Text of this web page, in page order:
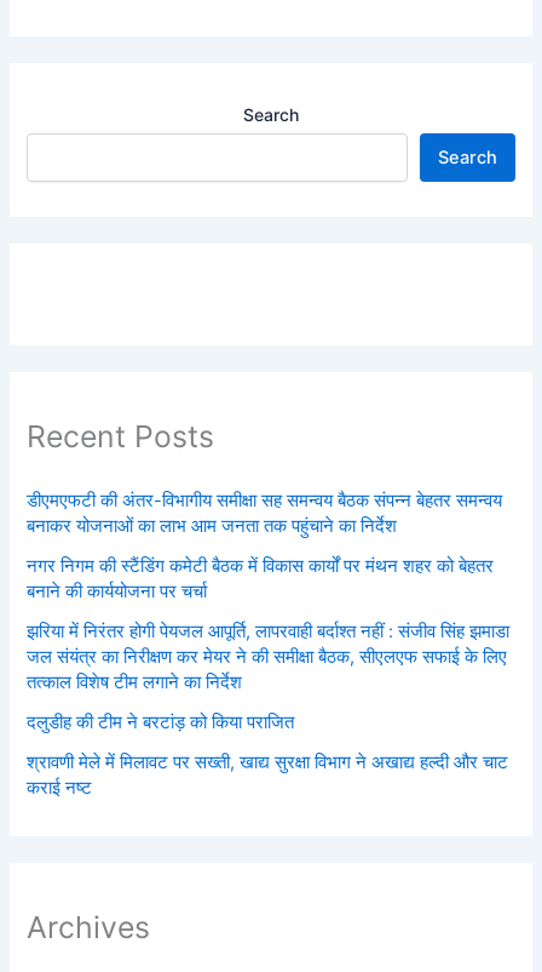
Search
Search
Recent Posts
डीएमएफटी की अंतर-विभागीय समीक्षा सह समन्वय बैठक संपन्न बेहतर समन्वय
बनाकर योजनाओं का लाभ आम जनता तक पहुंचाने का निर्देश
नगर निगम की स्टैंडिंग कमेटी बैठक में विकास कार्यों पर मंथन शहर को बेहतर
बनाने की कार्ययोजना पर चर्चा
झरिया में निरंतर होगी पेयजल आपूर्ति, लापरवाही बर्दाश्त नहीं : संजीव सिंह झमाडा
जल संयंत्र का निरीक्षण कर मेयर ने की समीक्षा बैठक, सीएलएफ सफाई के लिए
तत्काल विशेष टीम लगाने का निर्देश
दलुडीह की टीम ने बरटांड़ को किया पराजित
श्रावणी मेले में मिलावट पर सख्ती, खाद्य सुरक्षा विभाग ने अखाद्य हल्दी और चाट
कराई नष्ट
Archives